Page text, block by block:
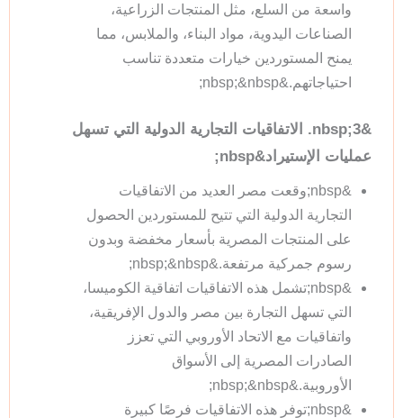
واسعة من السلع، مثل المنتجات الزراعية،
الصناعات اليدوية، مواد البناء، والملابس، مما
يمنح المستوردين خيارات متعددة تناسب
احتياجاتهم.&nbsp;&nbsp;
&nbsp;3. الاتفاقيات التجارية الدولية التي تسهل
عمليات الإستيراد&nbsp;
&nbsp;وقعت مصر العديد من الاتفاقيات
التجارية الدولية التي تتيح للمستوردين الحصول
على المنتجات المصرية بأسعار مخفضة وبدون
رسوم جمركية مرتفعة.&nbsp;&nbsp;
&nbsp;تشمل هذه الاتفاقيات اتفاقية الكوميسا،
التي تسهل التجارة بين مصر والدول الإفريقية،
واتفاقيات مع الاتحاد الأوروبي التي تعزز
الصادرات المصرية إلى الأسواق
الأوروبية.&nbsp;&nbsp;
&nbsp;توفر هذه الاتفاقيات فرصًا كبيرة